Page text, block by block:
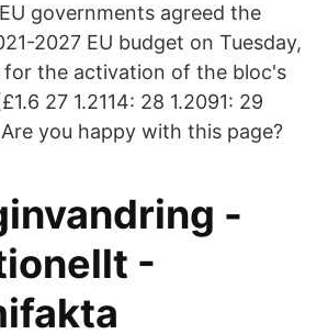
governments agreed the
2027 EU budget on Tuesday,
for the activation of the bloc's
27 1.2114: 28 1.2091: 29
Are you happy with this page?
-
-